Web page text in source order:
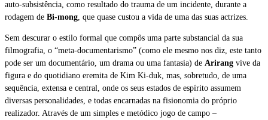
auto-subsistência, como resultado do trauma de um incidente, durante a
rodagem de Bi-mong , que quase custou a vida de uma das suas actrizes.
Sem descurar o estilo formal que compôs uma parte substancial da sua
filmografia, o “meta-documentarismo” (como ele mesmo nos diz, este tanto
pode ser um documentário, um drama ou uma fantasia) de Arirang vive da
figura e do quotidiano eremita de Kim Ki-duk, mas, sobretudo, de uma
sequência, extensa e central, onde os seus estados de espírito assumem
diversas personalidades, e todas encarnadas na fisionomia do próprio
realizador. Através de um simples e metódico jogo de campo –